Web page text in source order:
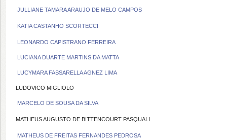
JULLIANE TAMARA ARAUJO DE MELO CAMPOS
KATIA CASTANHO SCORTECCI
LEONARDO CAPISTRANO FERREIRA
LUCIANA DUARTE MARTINS DA MATTA
LUCYMARA FASSARELLA AGNEZ LIMA
LUDOVICO MIGLIOLO
MARCELO DE SOUSA DA SILVA
MATHEUS AUGUSTO DE BITTENCOURT PASQUALI
MATHEUS DE FREITAS FERNANDES PEDROSA